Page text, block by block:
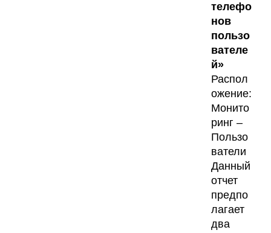
телефо
нов
пользо
вателе
й»
Распол
ожение:
Монито
ринг –
Пользо
ватели
Данный
отчет
предпо
лагает
два